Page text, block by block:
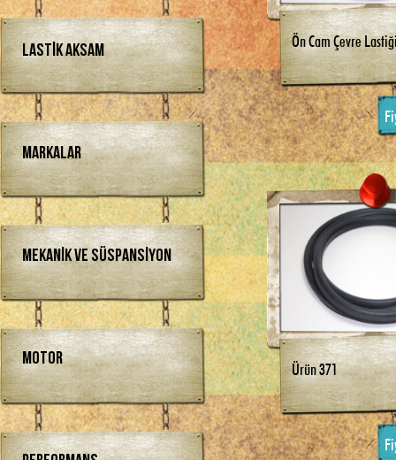
Lastik Aksam
Markalar
Mekanik ve Süspansiyon
Motor
Ön Cam Çevre
Ürün 371